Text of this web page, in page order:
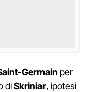
Germain per
diSkriniar, ipotesi